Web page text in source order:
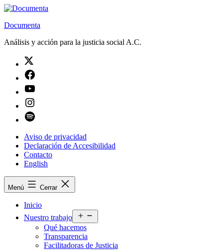
Saltar
contenido
Documenta
Análisis y acción para la justicia social A.C.
Aviso de privacidad
Declaración de Accesibilidad
Contacto
English
Menú Cerrar
Inicio
Nuestro trabajo
el
Qué hacemos
Transparencia
Facilitadoras de Justicia